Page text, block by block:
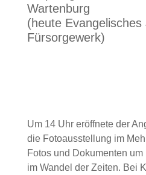
Wartenburg
(heute Evangelisches
Fürsorgewerk)
Um 14 Uhr eröffnete der
die Fotoausstellung im
Fotos und Dokumenten
im Wandel der Zeiten. Bei